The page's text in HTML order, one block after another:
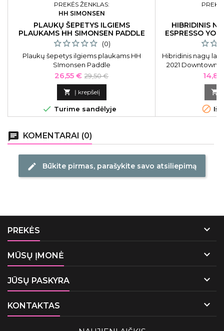
PREKĖS ŽENKLAS:
HH SIMONSEN
PLAUKŲ ŠEPETYS ILGIEMS
PLAUKAMS HH SIMONSEN PADDLE
(0)
Plaukų šepetys ilgiems plaukams HH
SImonsen Paddle
Kaina
26,55 € Bazinė
kaina
29,50 €
 Į krepšelį
 Turime sandėlyje
HIBRIDINIS
ESPRESSO
Hibridinis nagų
2021 Downtown
SelfKaina


chat KOMENTARAI (0)
edit Būkite pirmas, parašykite savo atsiliepimą
PREKĖS 
MŪSŲ ĮMONĖ 
JŪSŲ PASKYRA 
KONTAKTAS 